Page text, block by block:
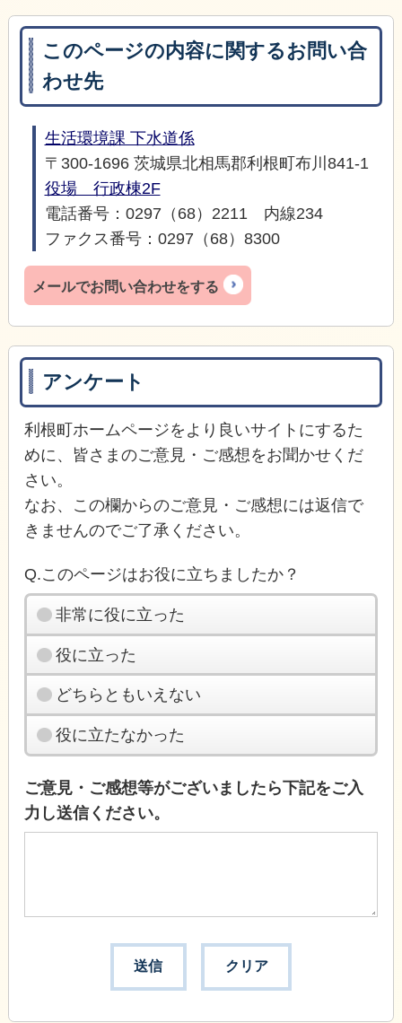
このページの内容に関するお問い合
わせ先
生活環境課 下水道係
〒300-1696 茨城県北相馬郡利根町布川841-1
役場 行政棟2F
電話番号：0297（68）2211 内線234
ファクス番号：0297（68）8300
メールでお問い合わせをする
アンケート
利根町ホームページをより良いサイトにするた
めに、皆さまのご意見・ご感想をお聞かせくだ
さい。
なお、この欄からのご意見・ご感想には返信で
きませんのでご了承ください。
Q.このページはお役に立ちましたか？
非常に役に立った
役に立った
どちらともいえない
役に立たなかった
ご意見・ご感想等がございましたら下記をご入
力し送信ください。